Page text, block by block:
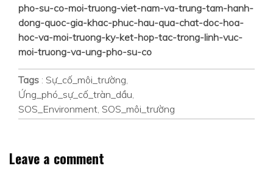
pho-su-co-moi-truong-viet-nam-va-trung-tam-hanh-
dong-quoc-gia-khac-phuc-hau-qua-chat-doc-hoa-
hoc-va-moi-truong-ky-ket-hop-tac-trong-linh-vuc-
moi-truong-va-ung-pho-su-co
Tags : Sự_cố_môi_trường
Ứng_phó_sự_cố_tràn_dầu
SOS_Environment SOS_môi_trường
Leave a comment